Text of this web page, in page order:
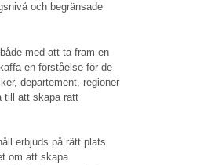
och begränsade
med att ta fram en
en förståelse för de
departement, regioner
till att skapa rätt
erbjuds på rätt plats
om att skapa